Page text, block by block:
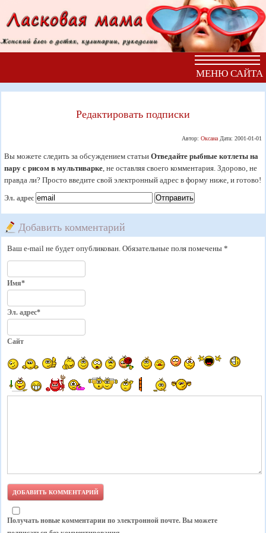
МЕНЮ САЙТА
Редактировать подписки
Автор: ОксанаДата: 2001-01-01
Вы можете следить за обсуждением статьиОтведайте рыбные котлеты на
пару с рисом в мультиварке , не оставляя своего комментария. Здорово, не
правда ли? Просто введите свой электронный адрес в форму ниже, и готово!
Эл. адрес
Добавить комментарий
Ваш e-mail не будет опубликован. Обязательные поля помечены *
Имя*
Эл. адрес*
Сайт
Получать новые комментарии по электронной почте. Вы можете